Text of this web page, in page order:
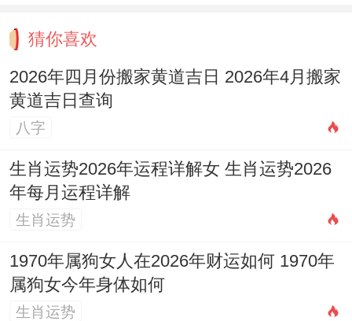
6. 2026年4月25日
（星期六，农历三月初九）
宜:嫁娶、祭祀、祈福、求嗣、斋醮、开光、
出火、移徙、入宅、竖柱、上梁、会亲友、
盖屋、起基、治病、安门、造车器、掘井、
开池。
作灶
冲煞：冲猪（癸亥）煞东
猜你喜欢
2026年四月份搬家黄道吉日 2026年4月搬家
黄道吉日查询
八字
生肖运势2026年运程详解女 生肖运势2026
年每月运程详解
生肖运势
1970年属狗女人在2026年财运如何 1970年
属狗女今年身体如何
生肖运势